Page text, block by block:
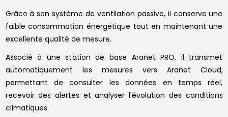
Grâce à son système de ventilation passive, il conserve une
faible consommation énergétique tout en maintenant une
excellente qualité de mesure.
Associé à une station de base Aranet PRO, il transmet
automatiquement les mesures vers Aranet Cloud,
permettant de consulter les données en temps réel,
recevoir des alertes et analyser l'évolution des conditions
climatiques.